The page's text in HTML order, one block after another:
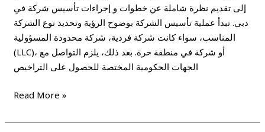
إلى تقديم نظرة شاملة عن خطوات و إجراءات تأسيس شركة في
دبي. تبدأ عملية تأسيس الشركة بوضوح الرؤية وتحديد نوع الشركة
المناسب، سواء كانت شركة فردية، شركة محدودة المسؤولية
(LLC)، أو شركة في منطقة حرة. بعد ذلك، يلزم التواصل مع
الجهات الحكومية المختصة للحصول على التراخيص
Read More »